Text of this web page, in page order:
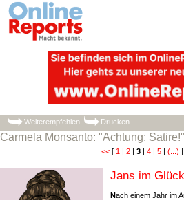
Weiterempfehlen Drucken
Carmela Monsanto: "Achtung: Satire!"
<<[ 1 | 2| 3| 4| 5| (...) |
Jans im Glück
Nach einem Jahr im